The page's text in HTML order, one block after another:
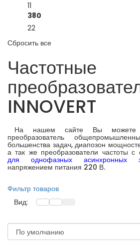
11
380
22
Сбросить все
Частотные
INNOVERT
На нашем сайте Вы можете
преобразователь
большенства задач, диапозон
а так же преобразователи частоты
для однофазных асинхронных
напряжением питания 220 В.
Фильтр товаров
Вид: